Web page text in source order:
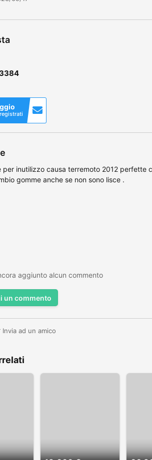
per inutilizzo causa terremoto 2012 perfette
gomme anche se non sono lisce .
aggiunto alcun commento
un commento
Invia ad un amico